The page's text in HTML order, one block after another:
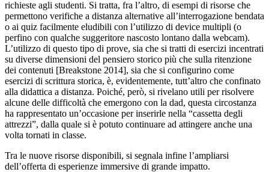
richieste agli studenti. Si tratta, fra l’altro, di esempi di risorse che
permettono verifiche a distanza alternative all’interrogazione bendata
o ai quiz facilmente eludibili con l’utilizzo di device multipli (o
perfino con qualche suggeritore nascosto lontano dalla webcam).
L’utilizzo di questo tipo di prove, sia che si tratti di esercizi incentrati
su diverse dimensioni del pensiero storico più che sulla ritenzione
dei contenuti [Breakstone 2014], sia che si configurino come
esercizi di scrittura storica, è, evidentemente, tutt’altro che confinato
alla didattica a distanza. Poiché, però, si rivelano utili per risolvere
alcune delle difficoltà che emergono con la dad, questa circostanza
ha rappresentato un’occasione per inserirle nella “cassetta degli
attrezzi”, dalla quale si è potuto continuare ad attingere anche una
volta tornati in classe.
Tra le nuove risorse disponibili, si segnala infine l’ampliarsi
dell’offerta di esperienze immersive di grande impatto.